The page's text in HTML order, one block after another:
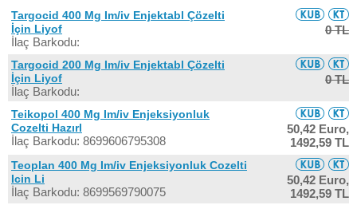
Targocid 400 Mg Im/iv Enjektabl Çözelti
İçin Liyof
İlaç Barkodu:
0 TL
Targocid 200 Mg Im/iv Enjektabl Çözelti
İçin Liyof
İlaç Barkodu:
0 TL
Teikopol 400 Mg Im/iv Enjeksiyonluk
Cozelti Hazırl
İlaç Barkodu: 8699606795308
50,42 Euro,
1492,59 TL
Teoplan 400 Mg Im/iv Enjeksiyonluk Cozelti
Icin Li
İlaç Barkodu: 8699569790075
50,42 Euro,
1492,59 TL